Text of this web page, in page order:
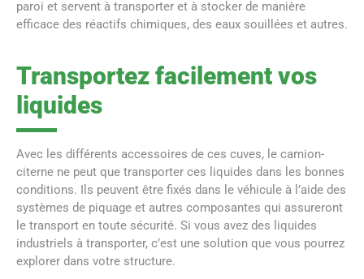
paroi et servent à transporter et à stocker de manière
efficace des réactifs chimiques, des eaux souillées et autres.
Transportez facilement vos
liquides
Avec les différents accessoires de ces cuves, le camion-
citerne ne peut que transporter ces liquides dans les bonnes
conditions. Ils peuvent être fixés dans le véhicule à l’aide des
systèmes de piquage et autres composantes qui assureront
le transport en toute sécurité. Si vous avez des liquides
industriels à transporter, c’est une solution que vous pourrez
explorer dans votre structure.